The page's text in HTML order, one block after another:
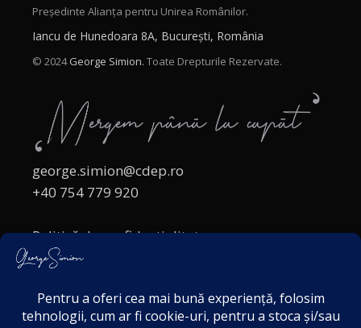
Președinte Alianța pentru Unirea Românilor.
Iancu de Hunedoara 8A, București, România
© 2024George Simion. Toate Drepturile Rezervate.
george.simion@cdep.ro
+40 754 779 920
Politică de confidențialitate
Politica cookies
Acordul de markting
Disclaimer